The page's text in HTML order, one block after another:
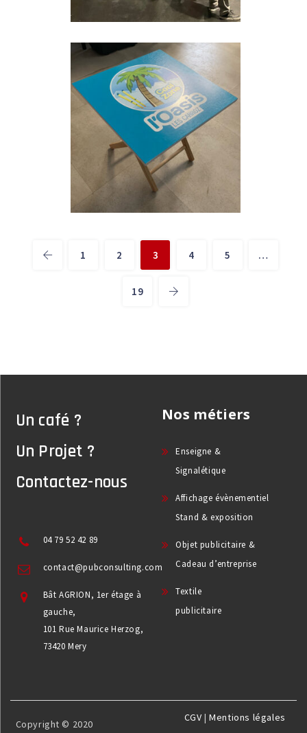
1 2 3 4 5 …
19
Un café ?
Un Projet ?
Contactez-nous
04 79 52 42 89
contact@pubconsulting.com
Bât AGRION, 1er étage à
gauche,
101 Rue Maurice Herzog,
73420 Mery
Nos métiers
Enseigne &
Signalétique
Affichage évènementiel
Stand & exposition
Objet publicitaire &
Cadeau d’entreprise
Textile
publicitaire
Copyright © 2020
CGV |Mentions légales